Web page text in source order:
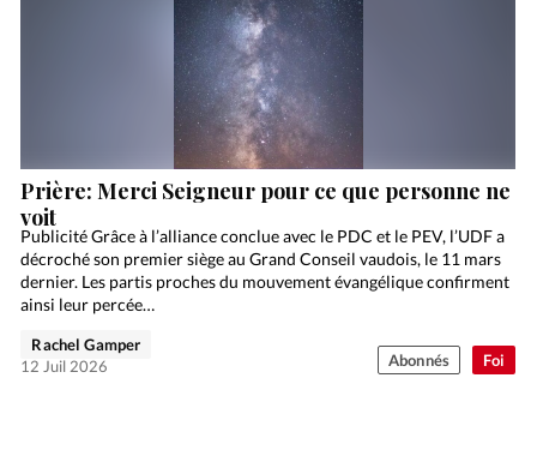
Foi
Prière: Merci Seigneur pour ce que personne ne
voit
Publicité Grâce à l’alliance conclue avec le PDC et le PEV, l’UDF a
décroché son premier siège au Grand Conseil vaudois, le 11 mars
dernier. Les partis proches du mouvement évangélique confirment
ainsi leur percée…
Rachel Gamper
12 Juil 2026
Abonnés